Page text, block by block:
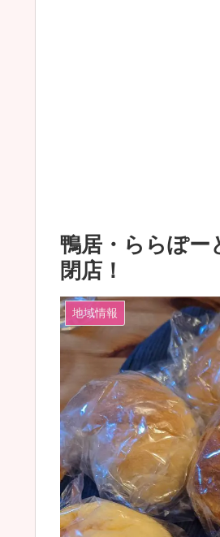
鴨居・ららぽー
閉店！
地域情報